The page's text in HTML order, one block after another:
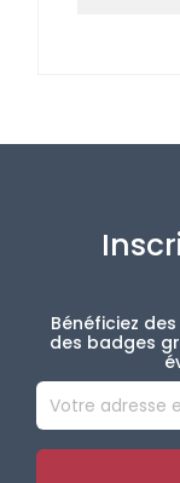
Bénéficiez
des badges